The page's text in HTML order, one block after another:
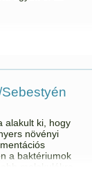
alakult ki, hogy
növényi
a baktériumok
molekulákra,
váljanak.